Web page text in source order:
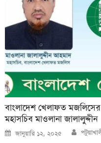
বাংলাদেশ খেলাফত
মহাসচিব মাওলানা জালালুদ্দীন
Posted
on
জানুয়ারি ১২, ২০২৫